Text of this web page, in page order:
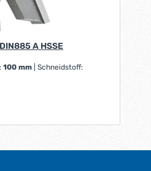
A HSSE
100 mm
Schneidstoff: